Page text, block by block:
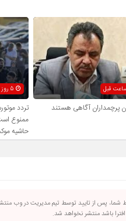
پرچمداران آگاهی هستند
تردد
ممنوع
حاشیه
شما، پس از تایید توسط تیم مدیریت در وب
باشد منتشر نخواهد شد.